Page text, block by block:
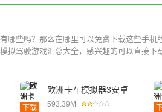
哪些吗？那么在哪里可以免费下载这些手机
拟驾驶游戏汇总大全，感兴趣的可以直接下
下载
欧洲卡车模拟器3安卓
版
593.39M